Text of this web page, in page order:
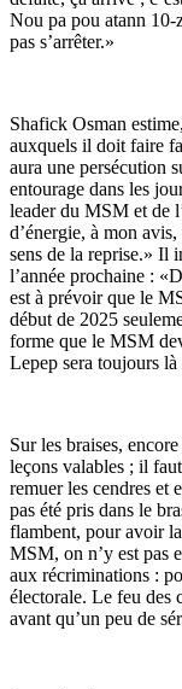
Nou pa pou atann
pas s’arrêter.»
Shafick Osman
auxquels il doit faire
aura une persécution
entourage dans les
leader du MSM et de
d’énergie, à mon
sens de la reprise.» Il
l’année prochaine :
est à prévoir que le
début de 2025
forme que le MSM
Lepep sera toujours là
Sur les braises,
leçons valables ; il
remuer les cendres et
pas été pris dans le
flambent, pour avoir
MSM, on n’y est pas
aux récriminations :
électorale. Le feu des
avant qu’un peu de